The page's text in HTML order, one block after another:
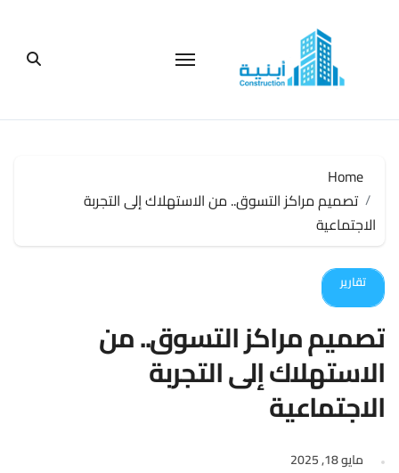
Home
تصميم مراكز التسوق.. من الاستهلاك إلى التجربة
الاجتماعية
تقارير
تصميم مراكز التسوق.. من
الاستهلاك إلى التجربة
الاجتماعية
مايو 18, 2025